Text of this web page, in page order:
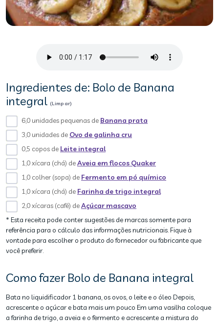
Ingredientes de: Bolo de Banana
integral (Limpar)
6,0 unidades pequenas de Banana prata
3,0 unidades de Ovo de galinha cru
0,5 copos de Leite integral
1,0 xícara (chá) deAveia em flocos Quaker
1,0 colher (sopa) de Fermento em pó químico
1,0 xícara (chá) de Farinha de trigo integral
2,0 xícaras (café) deAçúcar mascavo
* Esta receita pode conter sugestões de marcas somente para
referência para o cálculo das informações nutricionais. Fique à
vontade para escolher o produto do fornecedor ou fabricante que
você preferir.
Como fazer Bolo de Banana integral
Bata no liquidificador 1 banana, os ovos, o leite e o óleo Depois,
acrescente o açúcar e bata mais um pouco Em uma vasilha coloque
a farinha de trigo, a aveia e o fermento e acrescente a mistura do